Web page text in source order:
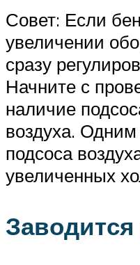
Совет: Если
увеличении
сразу
Начните с
наличие
воздуха. Одним
подсоса
увеличенных
Заводится